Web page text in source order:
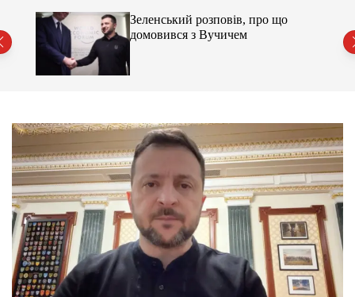
ь
р
е
ж
и
м
у
Зеленський розповів, про що
домовився з Вучичем